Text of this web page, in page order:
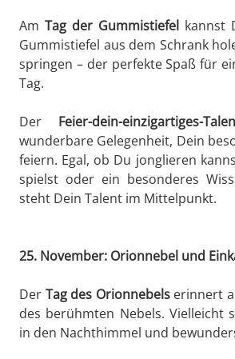
Am Tag der Gummistiefel kannst
Gummistiefel aus dem Schrank
springen – der perfekte Spaß für
Tag.
Der Feier-dein-einzigartiges-
wunderbare Gelegenheit, Dein
feiern. Egal, ob Du jonglieren
spielst oder ein besonderes
steht Dein Talent im Mittelpunkt.
25. November: Orionnebel und
Der Tag des Orionnebelserinnert
des berühmten Nebels. Vielleicht
in den Nachthimmel und